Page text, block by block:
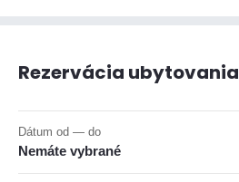
Rezervácia ubytovania
Dátum od — do
Nemáte vybrané